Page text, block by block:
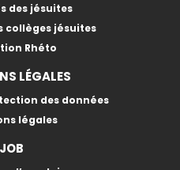
des jésuites
collèges jésuites
Rhéto
LÉGALES
des données
légales
JOB